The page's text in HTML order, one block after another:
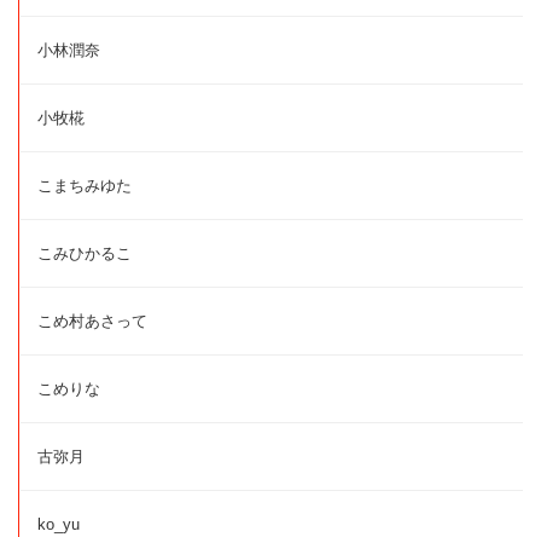
小林潤奈
小牧椛
こまちみゆた
こみひかるこ
こめ村あさって
こめりな
古弥月
ko_yu